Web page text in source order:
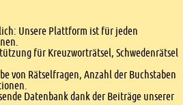
Unsere Plattform ist für jeden
für Kreuzworträtsel, Schwedenrätsel
von Rätselfragen, Anzahl der Buchstaben
Datenbank dank der Beiträge unserer